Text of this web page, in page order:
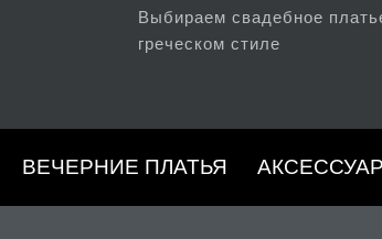
Выбираем свадебное
греческом стиле
ВЕЧЕРНИЕ ПЛАТЬЯ